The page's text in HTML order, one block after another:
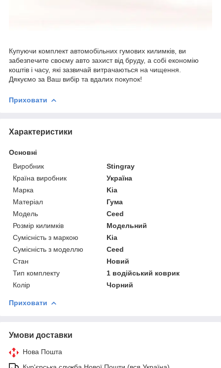
Купуючи комплект автомобільних гумових килимків, ви
забезпечите своєму авто захист від бруду, а собі економію
коштів і часу, які зазвичай витрачаються на чищення.
Дякуємо за Ваш вибір та вдалих покупок!
Приховати
Характеристики
Основні
Виробник
Stingray
Країна виробник
Україна
Марка
Kia
Матеріал
Гума
Модель
Ceed
Розмір килимків
Модельний
Сумісність з маркою
Kia
Сумісність з моделлю
Ceed
Стан
Новий
Тип комплекту
1 водійський коврик
Колір
Чорний
Приховати
Умови доставки
Нова Пошта